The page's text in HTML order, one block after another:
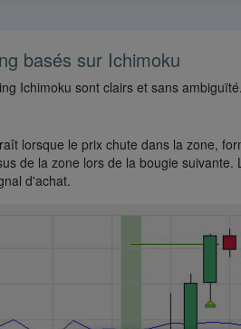
basés sur Ichimoku
Ichimoku sont clairs et sans ambiguïté.
lorsque le prix chute dans la zone,
de la zone lors de la bougie suivante.
d'achat.